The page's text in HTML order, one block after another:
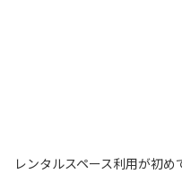
レンタルスペース利用が初め